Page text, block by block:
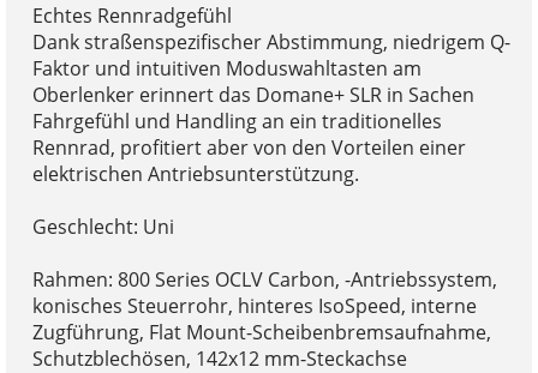
Echtes Rennradgefühl
Dank straßenspezifischer Abstimmung, niedrigem Q-
Faktor und intuitiven Moduswahltasten am
Oberlenker erinnert das Domane+ SLR in Sachen
Fahrgefühl und Handling an ein traditionelles
Rennrad, profitiert aber von den Vorteilen einer
elektrischen Antriebsunterstützung.
Geschlecht: Uni
Rahmen: 800 Series OCLV Carbon, -Antriebssystem,
konisches Steuerrohr, hinteres IsoSpeed, interne
Zugführung, Flat Mount-Scheibenbremsaufnahme,
Schutzblechösen, 142x12 mm-Steckachse